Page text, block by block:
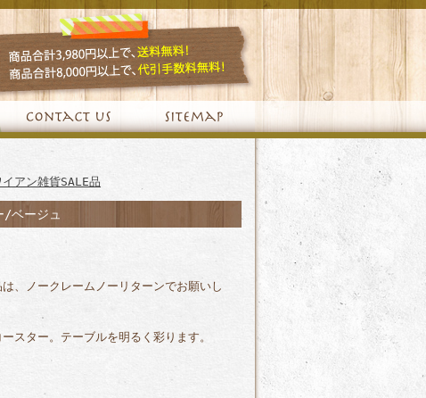
アン雑貨SALE品
/ベージュ
、ノークレームノーリターンでお願いし
スター。テーブルを明るく彩ります。